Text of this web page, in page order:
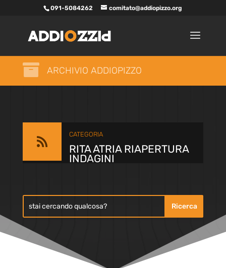
091-5084262 comitato@addiopizzo.org
 ARCHIVIO ADDIOPIZZO

CATEGORIA
RITA ATRIA RIAPERTURA
INDAGINI